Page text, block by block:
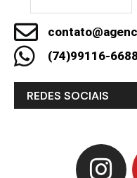
(74)99116-6688
REDES SOCIAIS